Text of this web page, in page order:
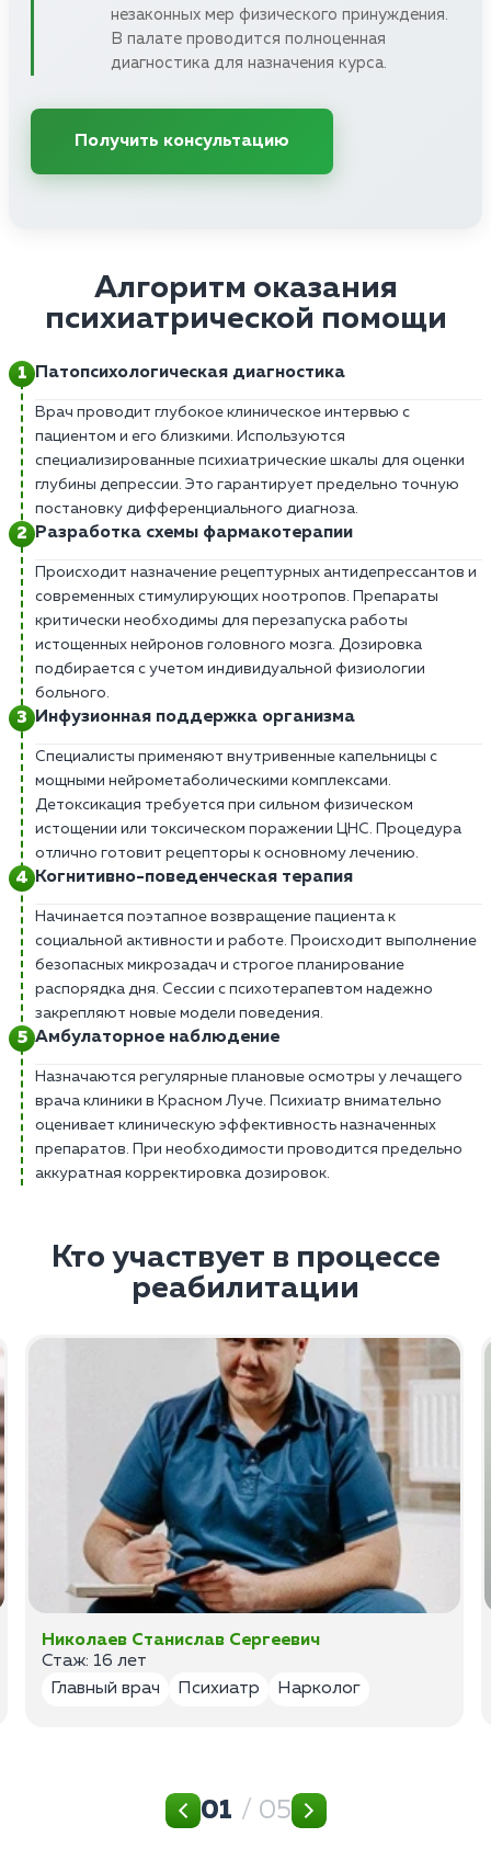
незаконных мер физического принуждения.
В палате проводится полноценная
диагностика для назначения курса.
Получить консультацию
Алгоритм оказания
психиатрической помощи
Патопсихологическая диагностика
Врач проводит глубокое клиническое интервью с
пациентом и его близкими. Используются
специализированные психиатрические шкалы для оценки
глубины депрессии. Это гарантирует предельно точную
постановку дифференциального диагноза.
Разработка схемы фармакотерапии
Происходит назначение рецептурных антидепрессантов и
современных стимулирующих ноотропов. Препараты
критически необходимы для перезапуска работы
истощенных нейронов головного мозга. Дозировка
подбирается с учетом индивидуальной физиологии
больного.
Инфузионная поддержка организма
Специалисты применяют внутривенные капельницы с
мощными нейрометаболическими комплексами.
Детоксикация требуется при сильном физическом
истощении или токсическом поражении ЦНС. Процедура
отлично готовит рецепторы к основному лечению.
Когнитивно-поведенческая терапия
Начинается поэтапное возвращение пациента к
социальной активности и работе. Происходит выполнение
безопасных микрозадач и строгое планирование
распорядка дня. Сессии с психотерапевтом надежно
закрепляют новые модели поведения.
Амбулаторное наблюдение
Назначаются регулярные плановые осмотры у лечащего
врача клиники в Красном Луче. Психиатр внимательно
оценивает клиническую эффективность назначенных
препаратов. При необходимости проводится предельно
аккуратная корректировка дозировок.
Кто участвует в процессе
реабилитации
Николаев Станислав Сергеевич
Стаж: 16 лет
Главный врач
Психиатр Нарколог
01 / 05